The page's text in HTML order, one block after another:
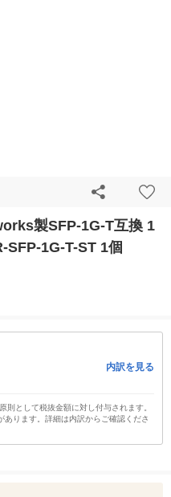
製SFP-1G-T互換 1
1G-T-ST 1個
内訳を見る
則として税抜金額に対し付与されます。
ります。詳細は内訳からご確認くださ